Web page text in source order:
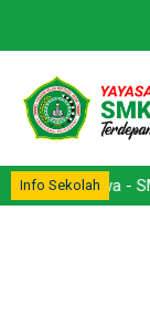
Info Sekolah
Ambarawa -